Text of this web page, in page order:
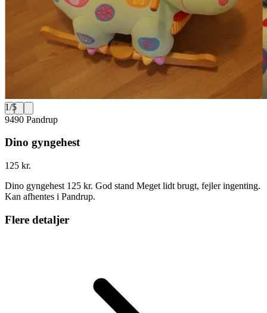
1/5
9490 Pandrup
Dino gyngehest
125 kr.
Dino gyngehest 125 kr. God stand Meget lidt brugt, fejler ingenting.
Kan afhentes i Pandrup.
Flere detaljer